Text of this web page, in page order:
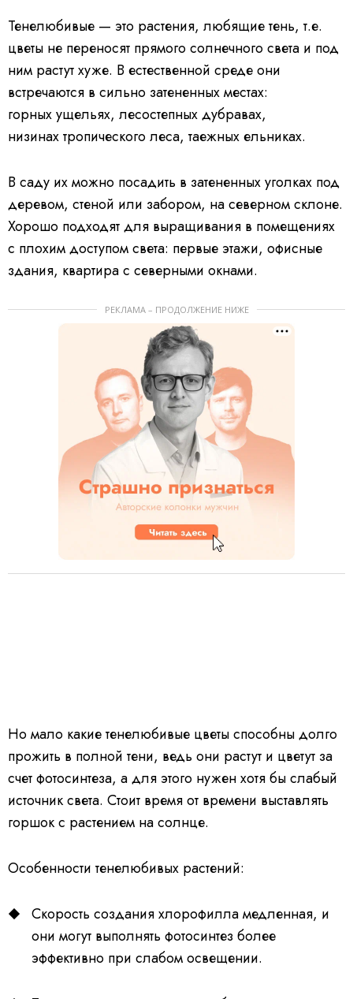
Тенелюбивые — это растения, любящие тень, т.е.
цветы не переносят прямого солнечного света и под
ним растут хуже. В естественной среде они
встречаются в сильно затененных местах:
горных ущельях, лесостепных дубравах,
низинах тропического леса, таежных ельниках.
В саду их можно посадить в затененных уголках под
деревом, стеной или забором, на северном склоне.
Хорошо подходят для выращивания в помещениях
с плохим доступом света: первые этажи, офисные
здания, квартира с северными окнами.
РЕКЛАМА – ПРОДОЛЖЕНИЕ НИЖЕ
Но мало какие тенелюбивые цветы способны долго
прожить в полной тени, ведь они растут и цветут за
счет фотосинтеза, а для этого нужен хотя бы слабый
источник света. Стоит время от времени выставлять
горшок с растением на солнце.
Особенности тенелюбивых растений:
Скорость создания хлорофилла медленная, и
они могут выполнять фотосинтез более
эффективно при слабом освещении.